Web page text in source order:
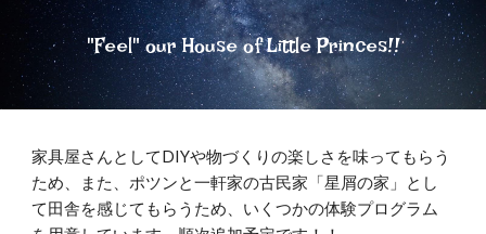
"Feel" our House of Little Princes!!
家具屋さんとしてDIYや物づくりの楽しさを味ってもらう
ため、また、ポツンと一軒家の古民家「星屑の家」とし
て田舎を感じてもらうため、いくつかの体験プログラム